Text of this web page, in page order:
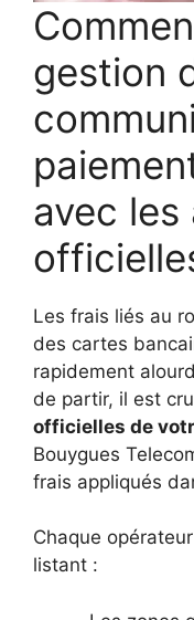
gestion
avec
Les frais liés au
des cartes
rapidement
de partir, il est
officielles de
Bouygues
frais appliqués
Chaque
listant :